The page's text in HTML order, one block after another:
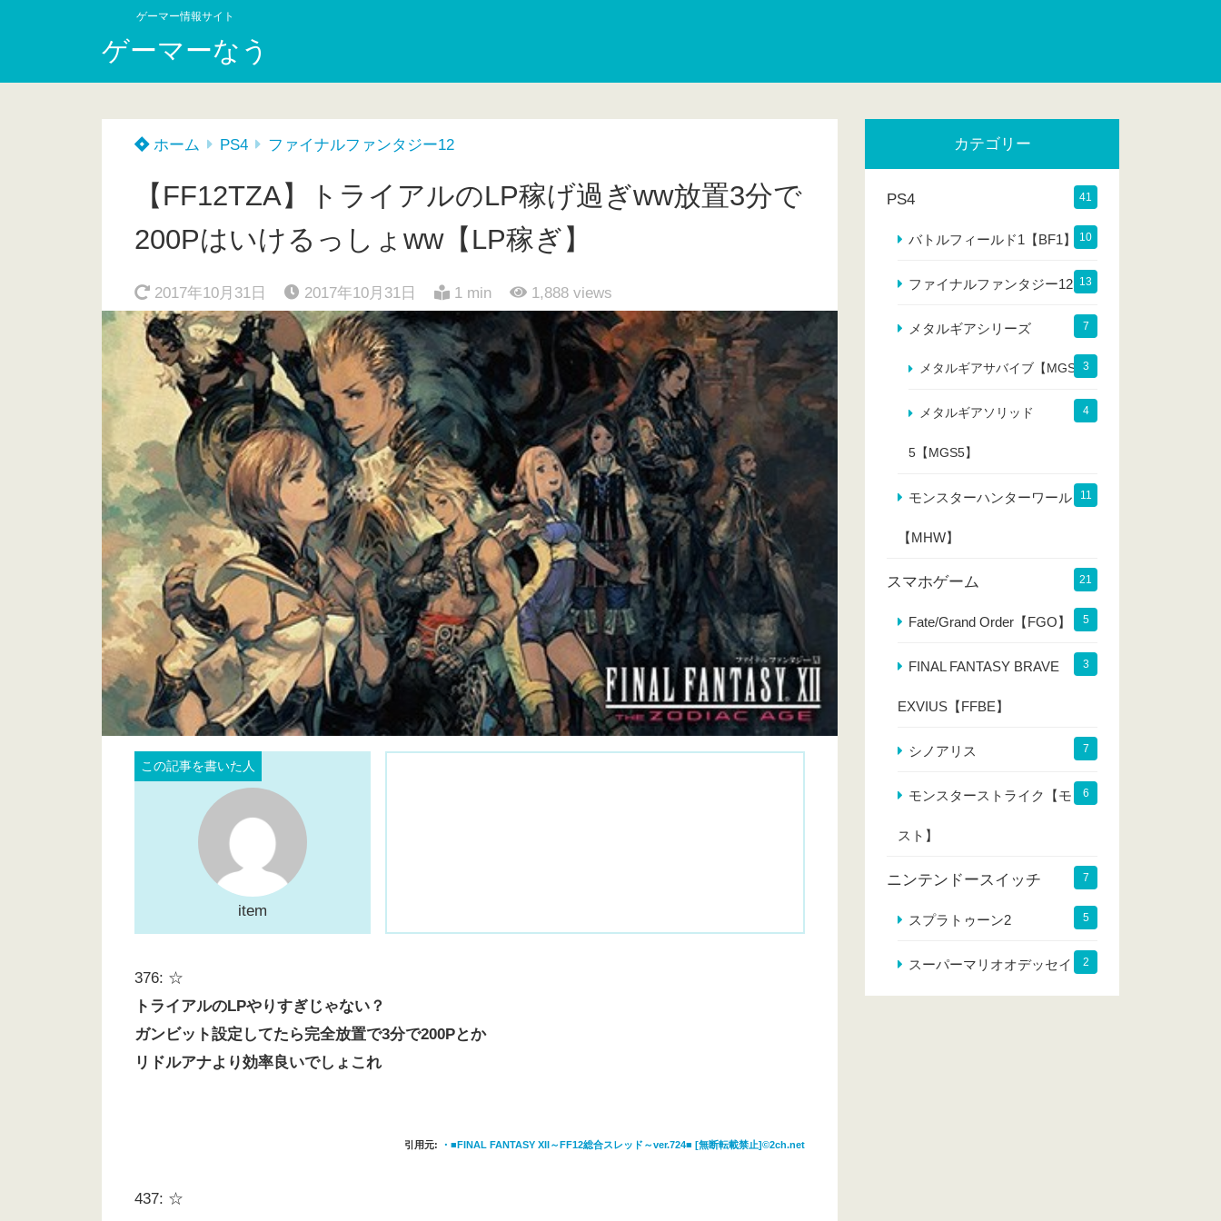
ゲーマー情報サイト
ゲーマーなう
ホーム PS4 ファイナルファンタジー12
【FF12TZA】トライアルのLP稼げ過ぎww放置3分で
200Pはいけるっしょww【LP稼ぎ】
2017年10月31日 2017年10月31日 1 min 1,888 views
item
376: ☆
トライアルのLPやりすぎじゃない？
ガンビット設定してたら完全放置で3分で200Pとか
リドルアナより効率良いでしょこれ
引用元: ・■FINAL FANTASY XII～FF12総合スレッド～ver.724■ [無断転載禁止]©2ch.net
437: ☆
カテゴリー
PS4 41
バトルフィールド1【BF1】 10
ファイナルファンタジー12 13
メタルギアシリーズ 7
メタルギアサバイブ【MGS】
3
メタルギアソリッド
5【MGS5】
4
モンスターハンターワールド
【MHW】
11
スマホゲーム 21
Fate/Grand Order【FGO】 5
FINAL FANTASY BRAVE
EXVIUS【FFBE】
3
シノアリス 7
モンスターストライク【モン
スト】
6
ニンテンドースイッチ 7
スプラトゥーン2 5
スーパーマリオオデッセイ 2